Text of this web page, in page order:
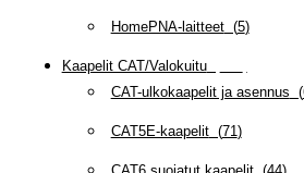
HomePNA-laitteet(5)
Kaapelit CAT/Valokuitu(
CAT-ulkokaapelit ja asennus (
CAT5E-kaapelit(71)